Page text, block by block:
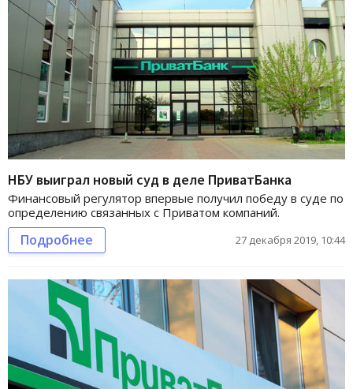
НБУ выиграл новый суд в деле ПриватБанка
Финансовый регулятор впервые получил победу в суде по
определению связанных с Приватом компаний.
Подробнее 27 декабря 2019, 10:44